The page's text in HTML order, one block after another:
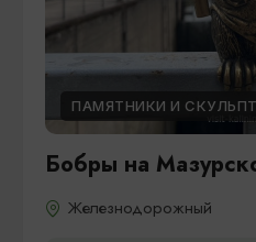
ПАМЯТНИКИ И
Бобры на
Железнодорожный